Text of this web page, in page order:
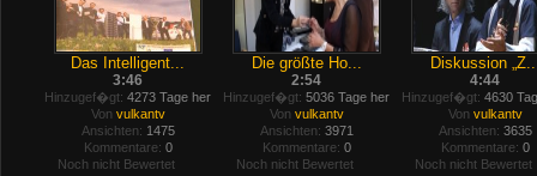
Das Intelligent...
3:46
Hinzugef�gt: 4273 Tage her
Von vulkantv
Ansichten: 1475
Kommentare: 0
Noch nicht Bewertet
Die größte Ho...
2:54
Hinzugef�gt: 5036 Tage her
Von vulkantv
Ansichten: 3971
Kommentare: 0
Noch nicht Bewertet
Diskussion
4:44
Hinzugef�gt: 4630
Von vulkantv
Ansichten: 3635
Kommentare: 0
Noch nicht Bewertet